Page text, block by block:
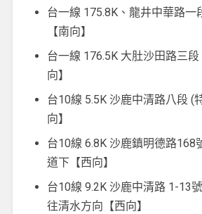
台一線 175.8K、龍井中華路一
【南向】
台一線 176.5K 大肚沙田路三
向】
台10線 5.5K 沙鹿中清路八段 (
向】
台10線 6.8K 沙鹿鎮明德路168
道下【西向】
台10線 9.2K 沙鹿中清路 1-13
往清水方向【西向】